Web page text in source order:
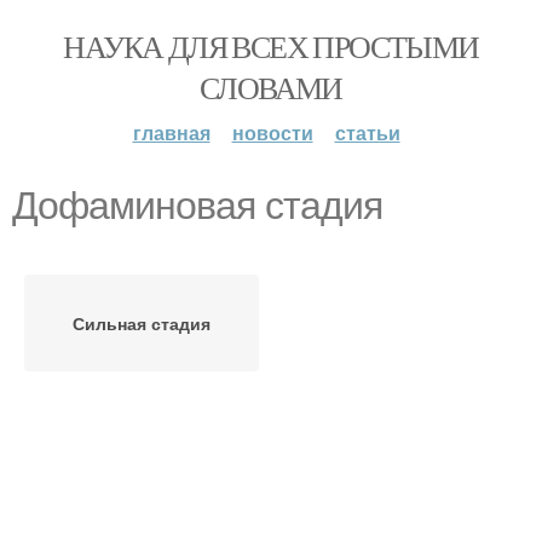
НАУКА ДЛЯ ВСЕХ ПРОСТЫМИ
СЛОВАМИ
главная новости статьи
Дофаминовая стадия
Сильная стадия